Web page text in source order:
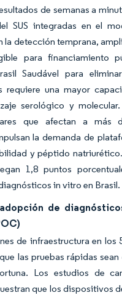
de semanas a
SUS integradas en el
la detección temprana,
para financiamiento
Saudável para
requiere una mayor
serológico y
que afectan a más
la demanda de
y péptido
1,8 puntos
in vitro en Brasil.
de
de infraestructura en los
las pruebas rápidas
Los estudios de
que los dispositivos